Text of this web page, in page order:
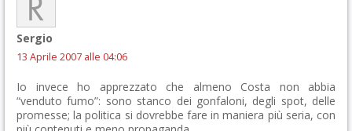
Sergio
13 Aprile 2007 alle 04:06
Io invece ho apprezzato che almeno Costa non abbia
“venduto fumo”: sono stanco dei gonfaloni, degli spot, delle
promesse; la politica si dovrebbe fare in maniera più seria, con